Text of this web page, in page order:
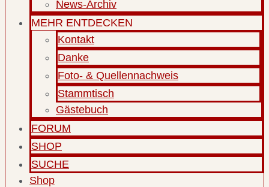
News-Archiv
MEHR ENTDECKEN
Kontakt
Danke
Foto- & Quellennachweis
Stammtisch
Gästebuch
FORUM
SHOP
SUCHE
Shop